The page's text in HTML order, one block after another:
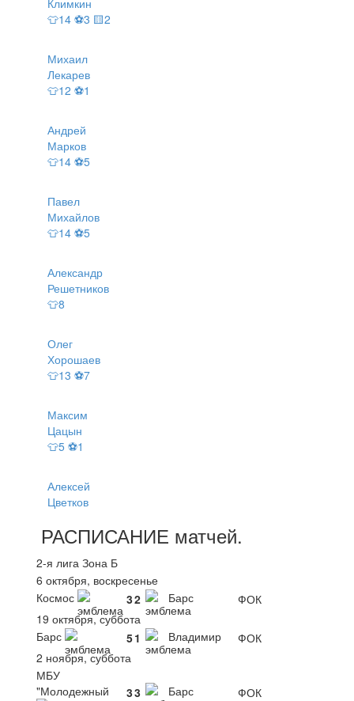
👕14 ⚽3 🟨2
Михаил
Лекарев
👕12 ⚽1
Андрей
Марков
👕14 ⚽5
Павел
Михайлов
👕14 ⚽5
Александр
Решетников
👕8
Олег
Хорошаев
👕13 ⚽7
Максим
Цацын
👕5 ⚽1
Алексей
Цветков
РАСПИСАНИЕ матчей.
2-я лига Зона Б
6 октября, воскресенье
Космос
32 Барс
ФОК
19 октября, суббота
Барс
51 Владимир
ФОК
2 ноября, суббота
МБУ
"Молодежный
33 Барс ФОК